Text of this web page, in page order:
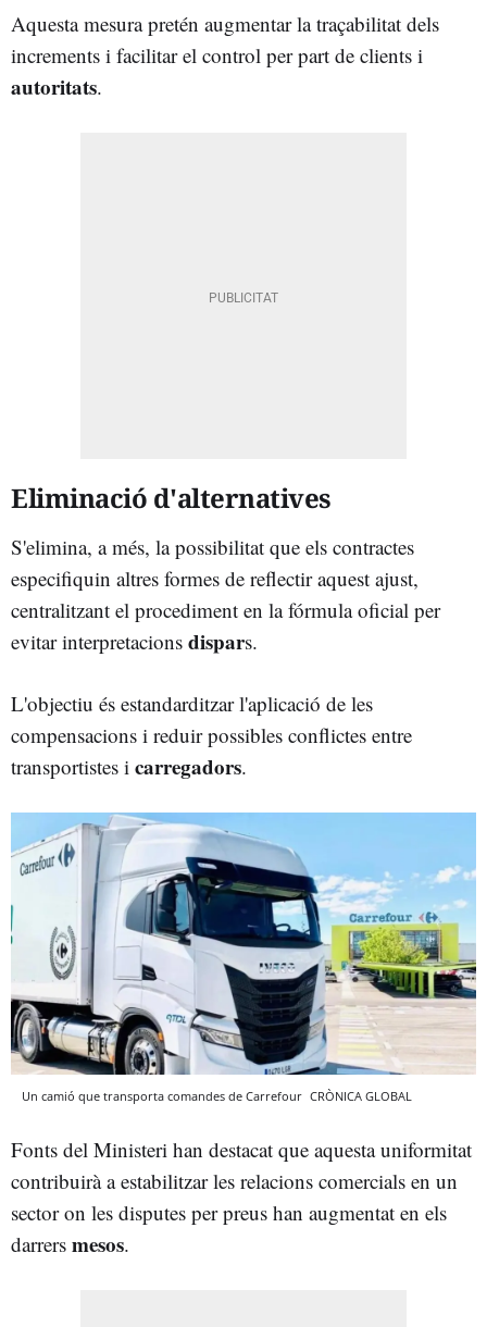
Aquesta mesura pretén augmentar la traçabilitat dels
increments i facilitar el control per part de clients i
autoritats.
Eliminació d'alternatives
S'elimina, a més, la possibilitat que els contractes
especifiquin altres formes de reflectir aquest ajust,
centralitzant el procediment en la fórmula oficial per
evitar interpretacions dispars.
L'objectiu és estandarditzar l'aplicació de les
compensacions i reduir possibles conflictes entre
transportistes i carregadors.
Un camió que transporta comandes de Carrefour CRÒNICA GLOBAL
Fonts del Ministeri han destacat que aquesta uniformitat
contribuirà a estabilitzar les relacions comercials en un
sector on les disputes per preus han augmentat en els
darrers mesos.